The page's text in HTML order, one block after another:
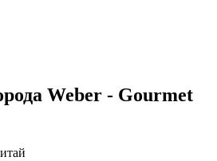
Weber - Gourmet